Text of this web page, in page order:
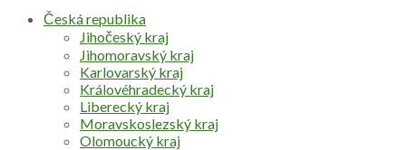
Česká republika
Jihočeský kraj
Jihomoravský kraj
Karlovarský kraj
Královéhradecký kraj
Liberecký kraj
Moravskoslezský kraj
Olomoucký kraj